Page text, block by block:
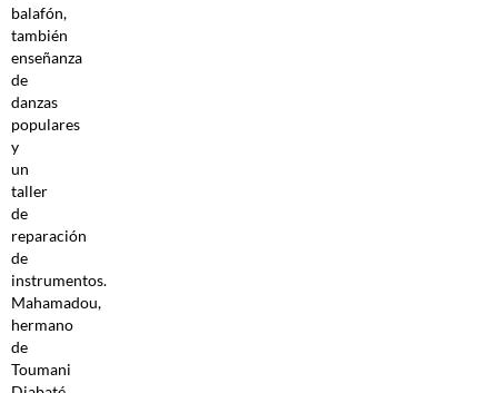
balafón,
también
enseñanza
de
danzas
populares
y
un
taller
de
reparación
de
instrumentos.
Mahamadou,
hermano
de
Toumani